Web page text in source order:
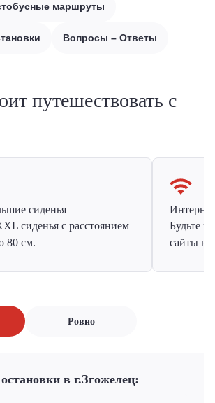
маршруты
Вопросы – Ответы
путешествовать с
сиденья
сиденья с расстоянием
80 см.
Будьте
сайты на
Ровно
в г.Згожелец: